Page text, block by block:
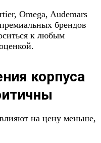
Omega, Audemars
брендов
к любым
корпуса
на цену меньше,